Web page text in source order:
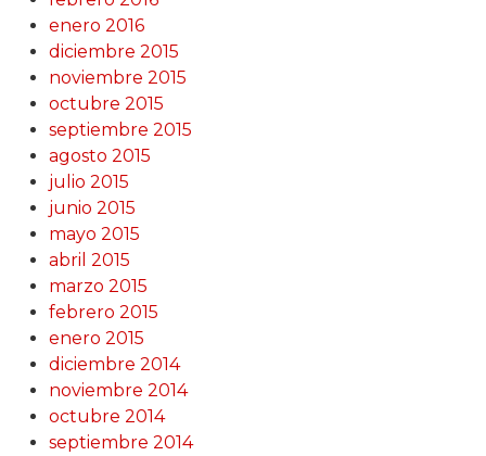
enero 2016
diciembre 2015
noviembre 2015
octubre 2015
septiembre 2015
agosto 2015
julio 2015
junio 2015
mayo 2015
abril 2015
marzo 2015
febrero 2015
enero 2015
diciembre 2014
noviembre 2014
octubre 2014
septiembre 2014